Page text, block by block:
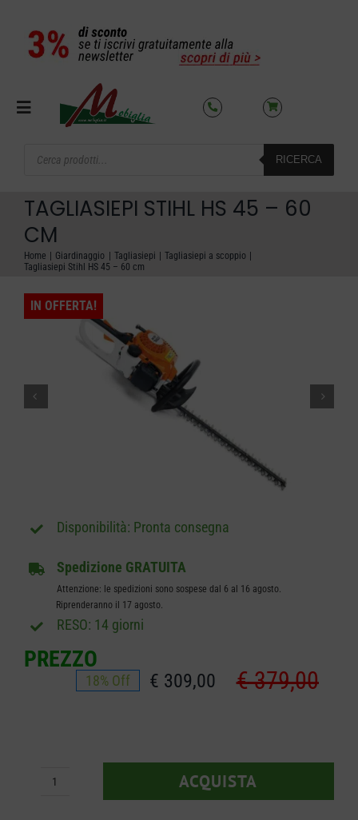
contenuto
Toggle
OFFERTE DEL MESE
CARRELLO
search
RICERCA
TAGLIASIEPI STIHL HS 45 – 60
CM
Home Giardinaggio Tagliasiepi
Tagliasiepi a scoppio
Tagliasiepi Stihl HS 45 – 60 cm
IN OFFERTA!
Pronta consegna
Spedizione GRATUITA
Attenzione: le spedizioni sono sospese dal 6 al 16 agosto.
Riprenderanno il 17 agosto.
RESO: 14 giorni
PREZZO
€379,00
era:
€ 309,00
è:
18% Off
ACQUISTA